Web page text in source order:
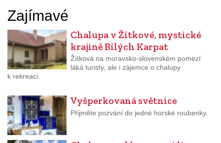
Zajímavé
Chalupa v Žítkové, mystické
krajině Bílých Karpat
Žítková na moravsko-slovenském pomezí
láká turisty, ale i zájemce o chalupy
k rekreaci.
Vyšperkovaná světnice
Přijměte pozvání do jedné horské roubenky.